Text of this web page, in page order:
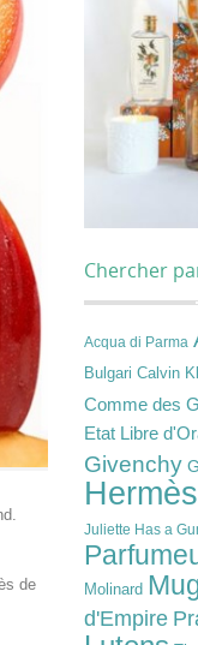
de
Chercher
Acqua di Parma
Bulgari Calvin
Comme des
Etat Libre
Givenchy
Hermès
Juliette Has a
Molinard
d'Empire